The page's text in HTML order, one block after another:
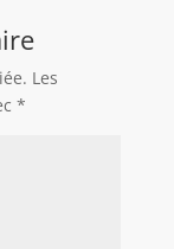
Les
*